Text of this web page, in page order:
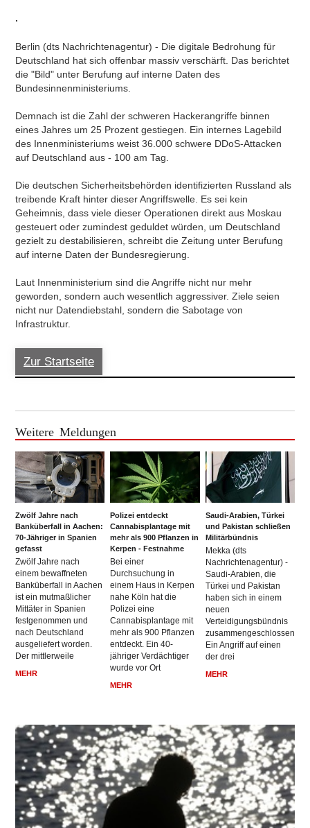
.
Berlin (dts Nachrichtenagentur) - Die digitale Bedrohung für
Deutschland hat sich offenbar massiv verschärft. Das berichtet
die "Bild" unter Berufung auf interne Daten des
Bundesinnenministeriums.
Demnach ist die Zahl der schweren Hackerangriffe binnen
eines Jahres um 25 Prozent gestiegen. Ein internes Lagebild
des Innenministeriums weist 36.000 schwere DDoS-Attacken
auf Deutschland aus - 100 am Tag.
Die deutschen Sicherheitsbehörden identifizierten Russland als
treibende Kraft hinter dieser Angriffswelle. Es sei kein
Geheimnis, dass viele dieser Operationen direkt aus Moskau
gesteuert oder zumindest geduldet würden, um Deutschland
gezielt zu destabilisieren, schreibt die Zeitung unter Berufung
auf interne Daten der Bundesregierung.
Laut Innenministerium sind die Angriffe nicht nur mehr
geworden, sondern auch wesentlich aggressiver. Ziele seien
nicht nur Datendiebstahl, sondern die Sabotage von
Infrastruktur.
Zur Startseite
Weitere Meldungen
Zwölf Jahre nach
Banküberfall in Aachen:
70-Jähriger in Spanien
gefasst
Zwölf Jahre nach
einem bewaffneten
Banküberfall in Aachen
ist ein mutmaßlicher
Mittäter in Spanien
festgenommen und
nach Deutschland
ausgeliefert worden.
Der mittlerweile
MEHR
Polizei entdeckt
Cannabisplantage mit
mehr als 900 Pflanzen in
Kerpen - Festnahme
Bei einer
Durchsuchung in
einem Haus in Kerpen
nahe Köln hat die
Polizei eine
Cannabisplantage mit
mehr als 900 Pflanzen
entdeckt. Ein 40-
jähriger Verdächtiger
wurde vor Ort
MEHR
Saudi-Arabien, Türkei
und Pakistan schließen
Militärbündnis
Mekka (dts
Nachrichtenagentur) -
Saudi-Arabien, die
Türkei und Pakistan
haben sich in einem
neuen
Verteidigungsbündnis
zusammengeschlossen.
Ein Angriff auf einen
der drei
MEHR